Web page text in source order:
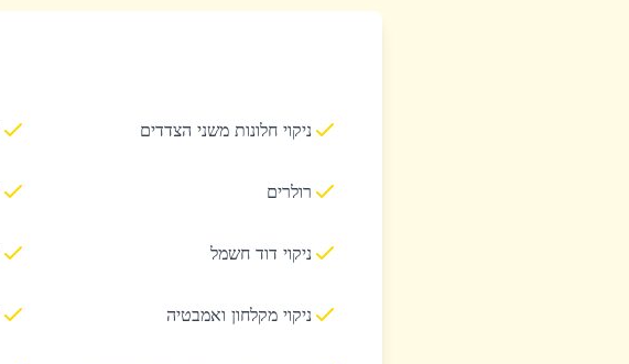
ניקוי חלונות משני הצדדים
רולרים
ניקוי דוד חשמל
ניקוי מקלחון ואמבטיה